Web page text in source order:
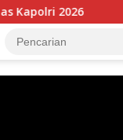
Tim Patroli Perintis